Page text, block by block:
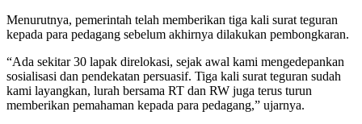
Menurutnya, pemerintah telah memberikan tiga kali surat teguran
kepada para pedagang sebelum akhirnya dilakukan pembongkaran.
“Ada sekitar 30 lapak direlokasi, sejak awal kami mengedepankan
sosialisasi dan pendekatan persuasif. Tiga kali surat teguran sudah
kami layangkan, lurah bersama RT dan RW juga terus turun
memberikan pemahaman kepada para pedagang,” ujarnya.